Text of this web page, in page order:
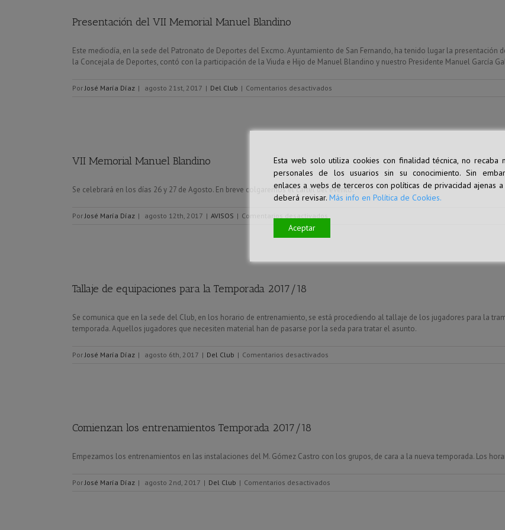
San
Pedro
Presentación del VII Memorial Manuel Blandino
Este mediodía, en la sede del Patronato de Deportes del Excmo. Ayuntamiento de San Fernando, ha tenido lugar la
la Concejala de Deportes, contó con la participación de la Viuda e Hijo de Manuel Blandino y nuestro Presidente Manuel García
PorJosé María Díaz | agosto 21st, 2017 | Del Club | Comentarios desactivados
Memorial
VII Memorial Manuel Blandino
Se celebrará en los días 26 y 27 de Agosto. En breve colgaremos el cartel del evento.
PorJosé María Díaz | agosto 12th, 2017 | AVISOS | Comentarios desactivados
Memorial
Tallaje de equipaciones para la Temporada 2017/18
Se comunica que en la sede del Club, en los horario de entrenamiento, se está procediendo al tallaje de los jugadores para la
temporada. Aquellos jugadores que necesiten material han de pasarse por la seda para tratar el asunto.
PorJosé María Díaz | agosto 6th, 2017 | Del Club | Comentarios desactivados
Comienzan los entrenamientos Temporada 2017/18
Empezamos los entrenamientos en las instalaciones del M. Gómez Castro con los grupos, de cara a la nueva temporada. Los
PorJosé María Díaz | agosto 2nd, 2017 | Del Club | Comentarios desactivados
Esta web solo utiliza cookies con finalidad técnica, no recaba
personales de los usuarios sin su conocimiento. Sin
enlaces a webs de terceros con políticas de privacidad ajenas a
deberá revisar. Más info en Política de Cookies.
Aceptar